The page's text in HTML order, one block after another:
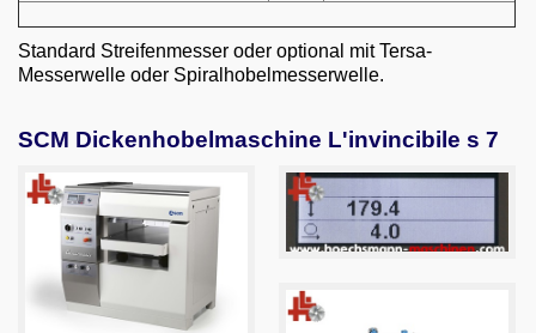
Standard Streifenmesser oder optional mit Tersa-
Messerwelle oder Spiralhobelmesserwelle.
SCM Dickenhobelmaschine L'invincibile s 7